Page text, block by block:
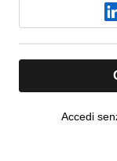
Accedi